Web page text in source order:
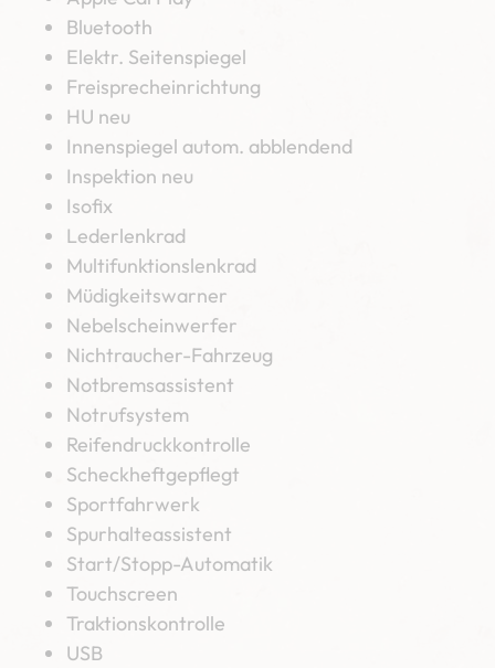
Bluetooth
Elektr. Seitenspiegel
Freisprecheinrichtung
HU neu
Innenspiegel autom. abblendend
Inspektion neu
Isofix
Lederlenkrad
Multifunktionslenkrad
Müdigkeitswarner
Nebelscheinwerfer
Nichtraucher-Fahrzeug
Notbremsassistent
Notrufsystem
Reifendruckkontrolle
Scheckheftgepflegt
Sportfahrwerk
Spurhalteassistent
Start/Stopp-Automatik
Touchscreen
Traktionskontrolle
USB